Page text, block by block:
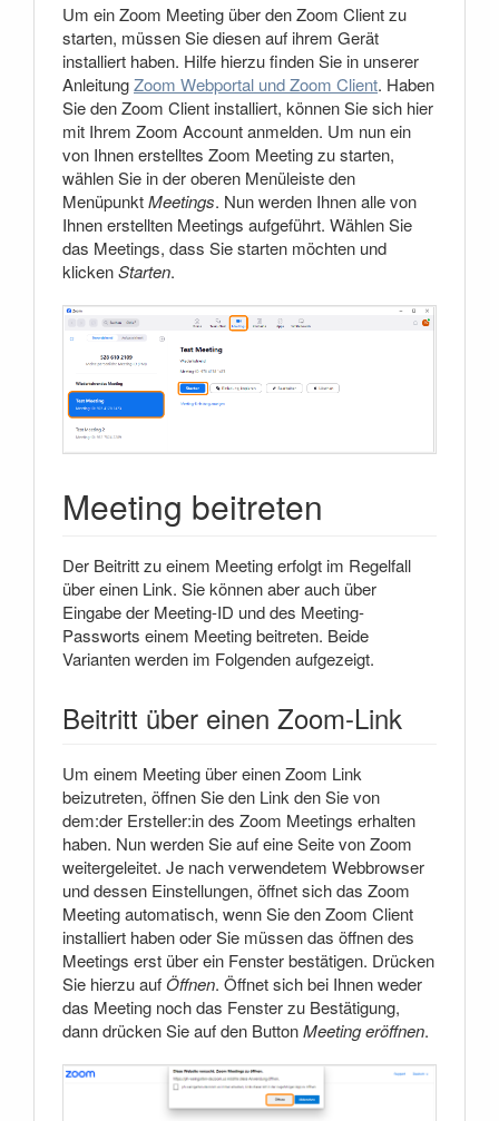
Um ein Zoom Meeting über den Zoom Client zu
starten, müssen Sie diesen auf ihrem Gerät
installiert haben. Hilfe hierzu finden Sie in unserer
AnleitungZoom Webportal und Zoom Client. Haben
Sie den Zoom Client installiert, können Sie sich hier
mit Ihrem Zoom Account anmelden. Um nun ein
von Ihnen erstelltes Zoom Meeting zu starten,
wählen Sie in der oberen Menüleiste den
MenüpunktMeetings. Nun werden Ihnen alle von
Ihnen erstellten Meetings aufgeführt. Wählen Sie
das Meetings, dass Sie starten möchten und
klickenStarten.
Meeting beitreten
Der Beitritt zu einem Meeting erfolgt im Regelfall
über einen Link. Sie können aber auch über
Eingabe der Meeting-ID und des Meeting-
Passworts einem Meeting beitreten. Beide
Varianten werden im Folgenden aufgezeigt.
Beitritt über einen Zoom-Link
Um einem Meeting über einen Zoom Link
beizutreten, öffnen Sie den Link den Sie von
dem:der Ersteller:in des Zoom Meetings erhalten
haben. Nun werden Sie auf eine Seite von Zoom
weitergeleitet. Je nach verwendetem Webbrowser
und dessen Einstellungen, öffnet sich das Zoom
Meeting automatisch, wenn Sie den Zoom Client
installiert haben oder Sie müssen das öffnen des
Meetings erst über ein Fenster bestätigen. Drücken
Sie hierzu auf Öffnen. Öffnet sich bei Ihnen weder
das Meeting noch das Fenster zu Bestätigung,
dann drücken Sie auf den ButtonMeeting eröffnen.